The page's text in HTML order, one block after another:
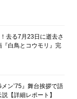
去る7月23日に逝去さ
白鳥とコウモリ』完
ン’75』舞台挨拶で語
【詳細レポート】